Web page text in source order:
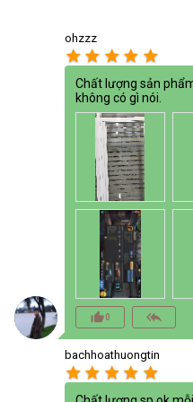
ohzzz
star star star star star
Chất lượng sản
không có gì nói.
thumb_up_alt0 reply_all
bachhoathuongtin
star star star star star